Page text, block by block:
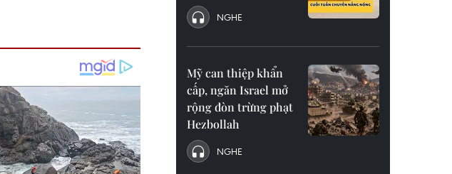
NGHE
Mỹ can thiệp khẩn
cấp, ngăn Israel mở
rộng đòn trừng phạt
Hezbollah
NGHE